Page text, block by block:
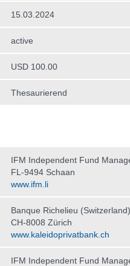
15.03.2024
active
USD 100.00
Thesaurierend
IFM Independent Fund
FL-9494 Schaan
www.ifm.li
Banque Richelieu
CH-8008 Zürich
www.kaleidoprivatbank.ch
IFM Independent Fund